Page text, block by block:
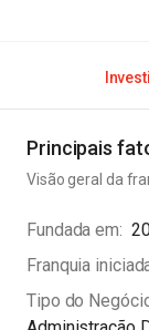
Principais
Visão geral da
Fundada em
Franquia
Tipo do